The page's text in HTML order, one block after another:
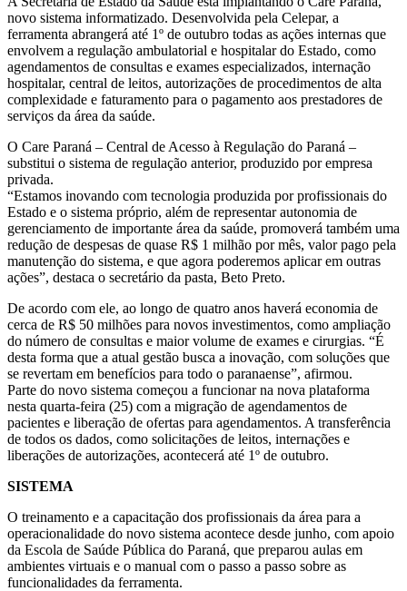
novo sistema informatizado. Desenvolvida pela Celepar, a
ferramenta abrangerá até 1º de outubro todas as ações internas que
envolvem a regulação ambulatorial e hospitalar do Estado, como
agendamentos de consultas e exames especializados, internação
hospitalar, central de leitos, autorizações de procedimentos de alta
complexidade e faturamento para o pagamento aos prestadores de
serviços da área da saúde.
O Care Paraná – Central de Acesso à Regulação do Paraná –
substitui o sistema de regulação anterior, produzido por empresa
privada.
“Estamos inovando com tecnologia produzida por profissionais do
Estado e o sistema próprio, além de representar autonomia de
gerenciamento de importante área da saúde, promoverá também uma
redução de despesas de quase R$ 1 milhão por mês, valor pago pela
manutenção do sistema, e que agora poderemos aplicar em outras
ações”, destaca o secretário da pasta, Beto Preto.
De acordo com ele, ao longo de quatro anos haverá economia de
cerca de R$ 50 milhões para novos investimentos, como ampliação
do número de consultas e maior volume de exames e cirurgias. “É
desta forma que a atual gestão busca a inovação, com soluções que
se revertam em benefícios para todo o paranaense”, afirmou.
Parte do novo sistema começou a funcionar na nova plataforma
nesta quarta-feira (25) com a migração de agendamentos de
pacientes e liberação de ofertas para agendamentos. A transferência
de todos os dados, como solicitações de leitos, internações e
liberações de autorizações, acontecerá até 1º de outubro.
SISTEMA
O treinamento e a capacitação dos profissionais da área para a
operacionalidade do novo sistema acontece desde junho, com apoio
da Escola de Saúde Pública do Paraná, que preparou aulas em
ambientes virtuais e o manual com o passo a passo sobre as
funcionalidades da ferramenta.